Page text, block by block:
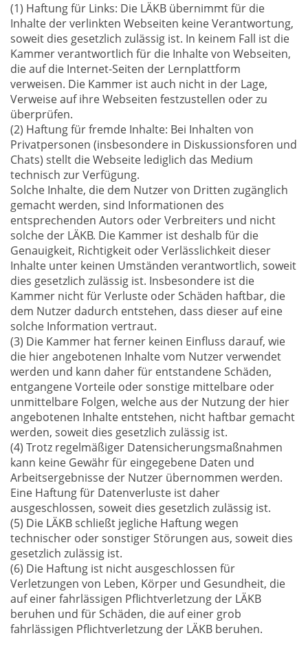
(1) Haftung für Links: Die LÄKB übernimmt für die
Inhalte der verlinkten Webseiten keine Verantwortung,
soweit dies gesetzlich zulässig ist. In keinem Fall ist die
Kammer verantwortlich für die Inhalte von Webseiten,
die auf die Internet-Seiten der Lernplattform
verweisen. Die Kammer ist auch nicht in der Lage,
Verweise auf ihre Webseiten festzustellen oder zu
überprüfen.
(2) Haftung für fremde Inhalte: Bei Inhalten von
Privatpersonen (insbesondere in Diskussionsforen und
Chats) stellt die Webseite lediglich das Medium
technisch zur Verfügung.
Solche Inhalte, die dem Nutzer von Dritten zugänglich
gemacht werden, sind Informationen des
entsprechenden Autors oder Verbreiters und nicht
solche der LÄKB. Die Kammer ist deshalb für die
Genauigkeit, Richtigkeit oder Verlässlichkeit dieser
Inhalte unter keinen Umständen verantwortlich, soweit
dies gesetzlich zulässig ist. Insbesondere ist die
Kammer nicht für Verluste oder Schäden haftbar, die
dem Nutzer dadurch entstehen, dass dieser auf eine
solche Information vertraut.
(3) Die Kammer hat ferner keinen Einfluss darauf, wie
die hier angebotenen Inhalte vom Nutzer verwendet
werden und kann daher für entstandene Schäden,
entgangene Vorteile oder sonstige mittelbare oder
unmittelbare Folgen, welche aus der Nutzung der hier
angebotenen Inhalte entstehen, nicht haftbar gemacht
werden, soweit dies gesetzlich zulässig ist.
(4) Trotz regelmäßiger Datensicherungsmaßnahmen
kann keine Gewähr für eingegebene Daten und
Arbeitsergebnisse der Nutzer übernommen werden.
Eine Haftung für Datenverluste ist daher
ausgeschlossen, soweit dies gesetzlich zulässig ist.
(5) Die LÄKB schließt jegliche Haftung wegen
technischer oder sonstiger Störungen aus, soweit dies
gesetzlich zulässig ist.
(6) Die Haftung ist nicht ausgeschlossen für
Verletzungen von Leben, Körper und Gesundheit, die
auf einer fahrlässigen Pflichtverletzung der LÄKB
beruhen und für Schäden, die auf einer grob
fahrlässigen Pflichtverletzung der LÄKB beruhen.